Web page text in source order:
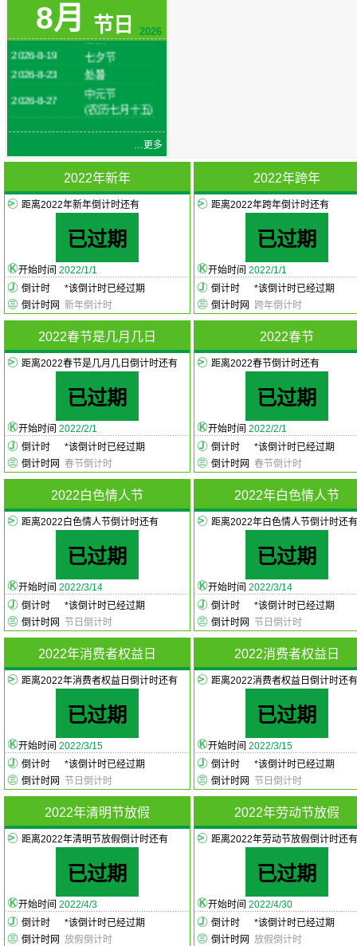
8月 节日 2026
2026-8-7
立秋
七夕节
处暑
中元节
(农历七月十五)
…更多
2022年新年
距离2022年新年倒计时还有
已过期
开始时间 2022/1/1
倒计时
*该倒计时已经过期
倒计时网 新年倒计时
2022年跨年
距离2022年跨年倒计时还有
已过期
开始时间 2022/1/1
倒计时
*该倒计时已经过期
倒计时网 跨年倒计时
2022春节是几月几日
距离2022春节是几月几日倒计时还有
已过期
开始时间 2022/2/1
倒计时
*该倒计时已经过期
倒计时网 春节倒计时
2022春节
距离2022春节倒计时还有
已过期
开始时间 2022/2/1
倒计时
*该倒计时已经过期
倒计时网 春节倒计时
2022白色情人节
距离2022白色情人节倒计时还有
已过期
开始时间 2022/3/14
倒计时
*该倒计时已经过期
倒计时网
节日倒计时
2022年白色情人节
距离2022年白色情人节倒计时还有
已过期
开始时间 2022/3/14
倒计时
*该倒计时已经过期
倒计时网
节日倒计时
2022年消费者权益日
距离2022年消费者权益日倒计时还有
已过期
开始时间 2022/3/15
倒计时
*该倒计时已经过期
倒计时网
节日倒计时
2022消费者权益日
距离2022消费者权益日倒计时还有
已过期
开始时间 2022/3/15
倒计时
*该倒计时已经过期
倒计时网
节日倒计时
2022年清明节放假
距离2022年清明节放假倒计时还有
已过期
开始时间 2022/4/3
倒计时
*该倒计时已经过期
倒计时网 放假倒计时
2022年劳动节放假
距离2022年劳动节放假倒计时还有
已过期
开始时间 2022/4/30
倒计时
*该倒计时已经过期
倒计时网 放假倒计时